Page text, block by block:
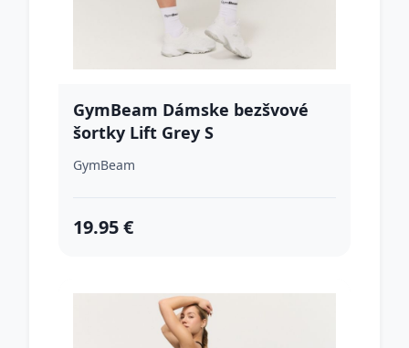
GymBeam Dámske bezšvové
šortky Lift Grey S
GymBeam
19.95 €